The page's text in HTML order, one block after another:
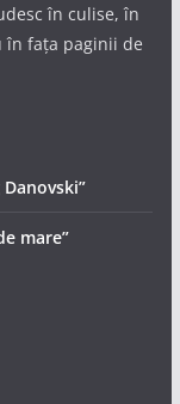
în culise, în
în fața paginii de
mare”